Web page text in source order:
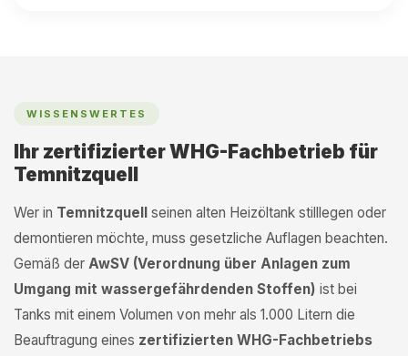
WISSENSWERTES
Ihr zertifizierter WHG-Fachbetrieb für
Temnitzquell
Wer in Temnitzquell seinen alten Heizöltank stilllegen oder
demontieren möchte, muss gesetzliche Auflagen beachten.
Gemäß der AwSV (Verordnung über Anlagen zum
Umgang mit wassergefährdenden Stoffen) ist bei
Tanks mit einem Volumen von mehr als 1.000 Litern die
Beauftragung eines zertifizierten WHG-Fachbetriebs